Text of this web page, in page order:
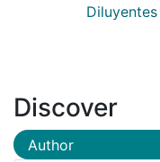
Discover
Author